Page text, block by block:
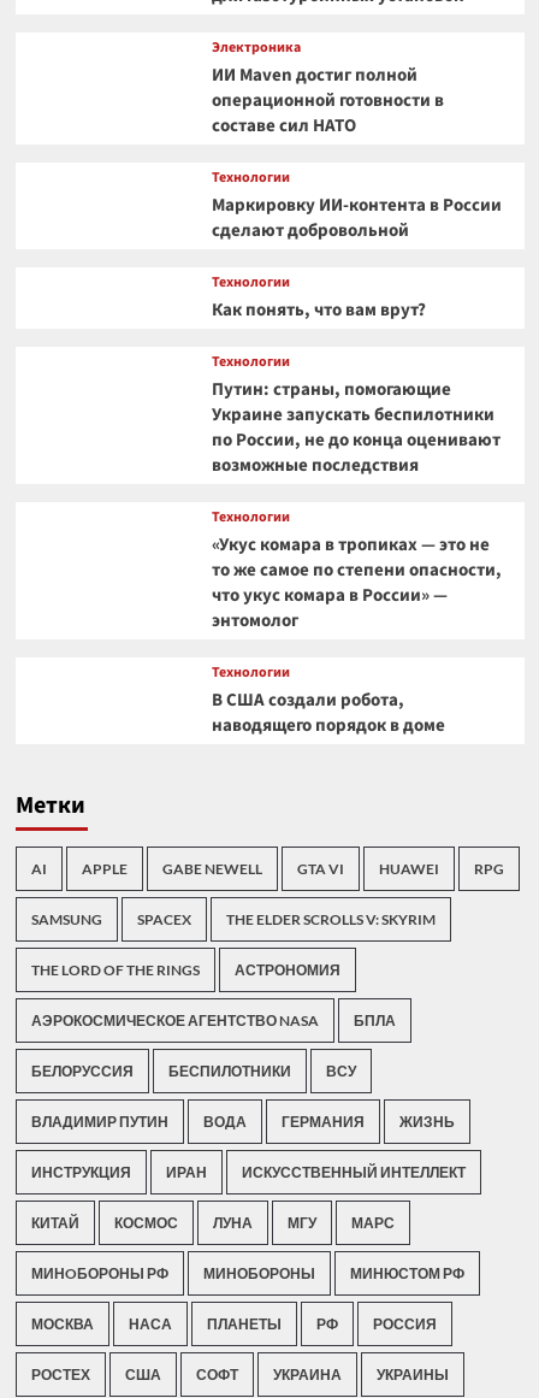
Электроника
ИИ Maven достиг полной
операционной готовности в
составе сил НАТО
Технологии
Маркировку ИИ-контента в России
сделают добровольной
Технологии
Как понять, что вам врут?
Технологии
Путин: страны, помогающие
Украине запускать беспилотники
по России, не до конца оценивают
возможные последствия
Технологии
«Укус комара в тропиках — это не
то же самое по степени опасности,
что укус комара в России» —
энтомолог
Технологии
В США создали робота,
наводящего порядок в доме
Метки
AI APPLE GABE NEWELL GTA VI HUAWEI RPG
SAMSUNG SPACEX THE ELDER SCROLLS V: SKYRIM
THE LORD OF THE RINGS АСТРОНОМИЯ
АЭРОКОСМИЧЕСКОЕ АГЕНТСТВО NASA БПЛА
БЕЛОРУССИЯ БЕСПИЛОТНИКИ ВСУ
ВЛАДИМИР ПУТИН ВОДА ГЕРМАНИЯ ЖИЗНЬ
ИНСТРУКЦИЯ ИРАН ИСКУССТВЕННЫЙ ИНТЕЛЛЕКТ
КИТАЙ КОСМОС ЛУНА МГУ МАРС
МИНOБОРОНЫ РФ МИНОБОРОНЫ МИНЮСТОМ РФ
МОСКВА НАСА ПЛАНЕТЫ РФ РОССИЯ
РОСТЕХ США СОФТ УКРАИНА УКРАИНЫ